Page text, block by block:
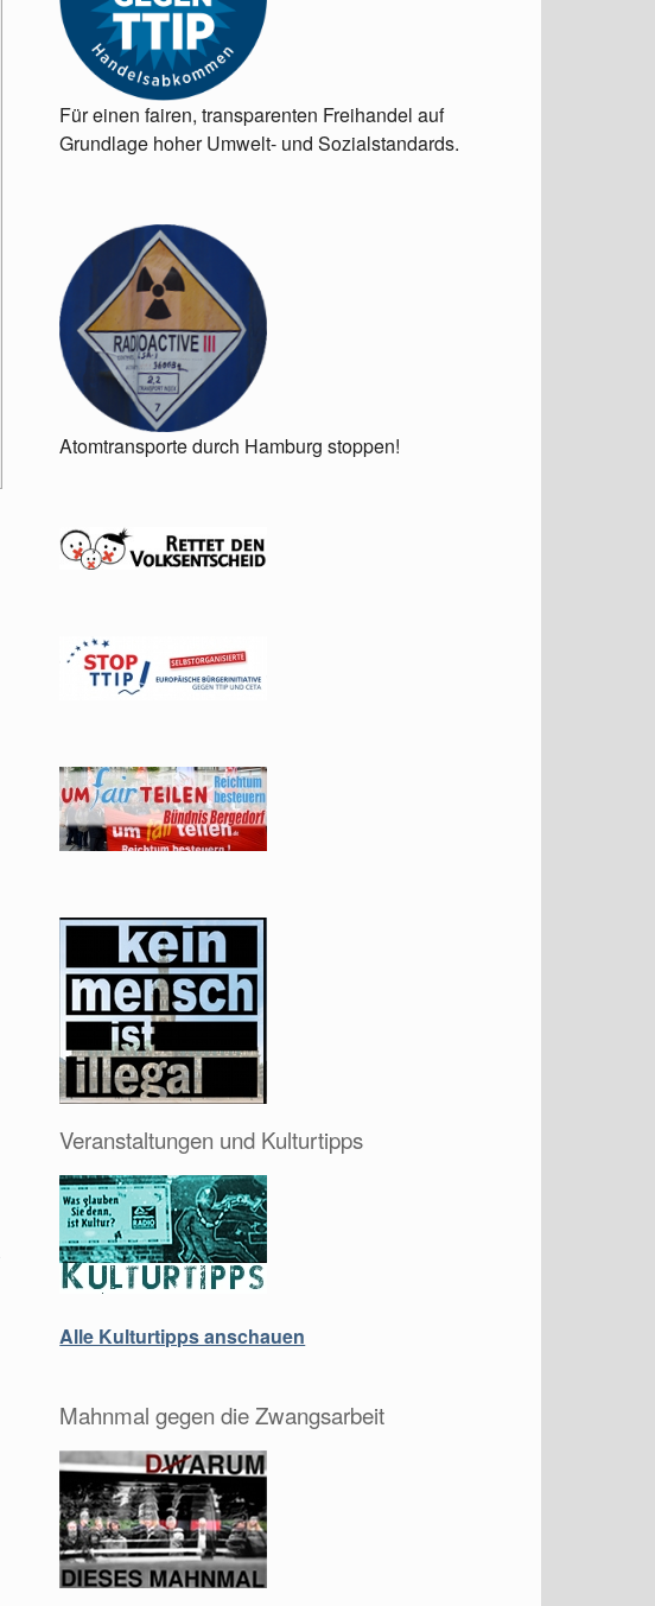
Für einen fairen, transparenten Freihandel auf
Grundlage hoher Umwelt- und Sozialstandards.
Atomtransporte durch Hamburg stoppen!
Veranstaltungen und Kulturtipps
Alle Kulturtipps anschauen
Mahnmal gegen die Zwangsarbeit